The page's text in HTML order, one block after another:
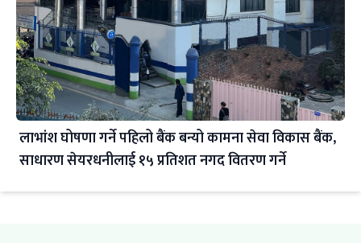
लाभांश घोषणा गर्ने पहिलो बैंक बन्यो कामना सेवा विकास बैंक,
साधारण सेयरधनीलाई १५ प्रतिशत नगद वितरण गर्ने